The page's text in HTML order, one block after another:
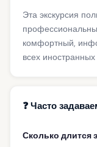
Эта экскурсия
комфортный,
всех иностранных
❓ Часто
Сколько длится